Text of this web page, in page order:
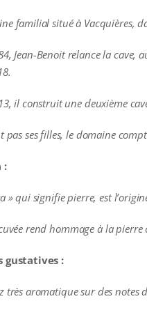
familial situé à Vacquières,
Jean-Benoit relance la cave,
il construit une deuxième
pas ses filles, le domaine
:
» qui signifie pierre, est
rend hommage à la
gustatives :
très aromatique sur des notes